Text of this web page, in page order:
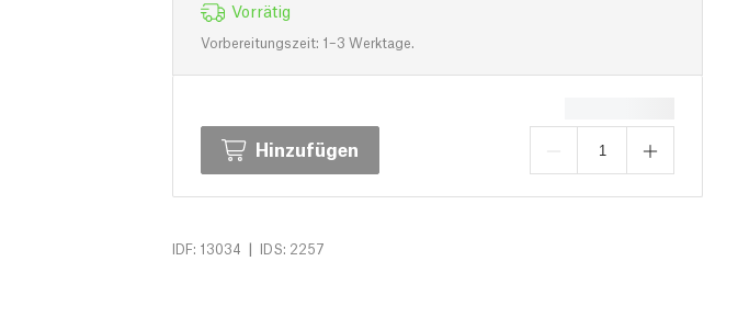
Vorrätig
Vorbereitungszeit: 1–3 Werktage.
Hinzufügen
IDF: 13034 | IDS: 2257